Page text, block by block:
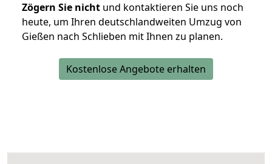
Zögern Sie nicht und kontaktieren Sie uns noch
heute, um Ihren deutschlandweiten Umzug von
Gießen nach Schlieben mit Ihnen zu planen.
Kostenlose Angebote erhalten